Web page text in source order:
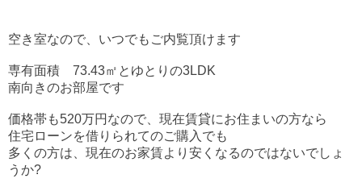
空き室なので、いつでもご内覧頂けます
専有面積 73.43㎡とゆとりの3LDK
南向きのお部屋です
価格帯も520万円なので、現在賃貸にお住まいの方なら
住宅ローンを借りられてのご購入でも
多くの方は、現在のお家賃より安くなるのではないでしょ
うか?